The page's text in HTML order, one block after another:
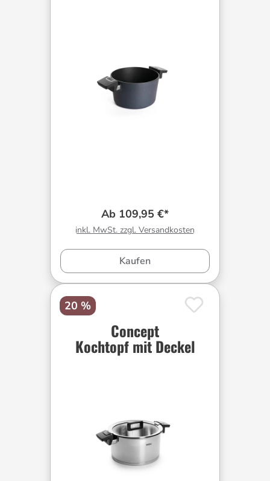
Ab 109,95 €*
inkl. MwSt. zzgl. Versandkosten
Kaufen
20 %
Concept
Kochtopf mit Deckel